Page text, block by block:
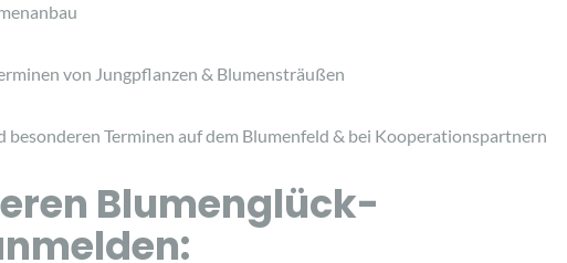
von Jungpflanzen & Blumensträußen
besonderen Terminen auf dem Blumenfeld & bei Kooperationspartnern
Blumenglück-